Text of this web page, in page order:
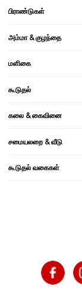
பிராண்டுகள்
அம்மா & குழந்தை
மளிகை
கூடுதல்
கலை & கைவினை
சமையலறை & வீடு
கூடுதல் வகைகள்